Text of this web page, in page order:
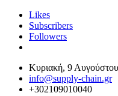
Likes
Subscribers
Followers
Κυριακή, 9
info@supply-chain.gr
+302109010040